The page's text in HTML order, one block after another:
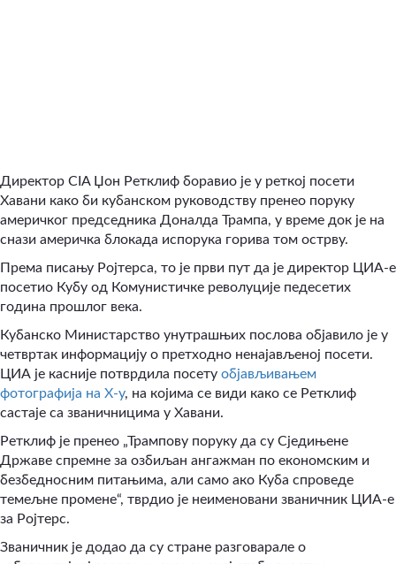
Директор CIA Џон Ретклиф боравио је у реткој посети
Хавани како би кубанском руководству пренео поруку
америчког председника Доналда Трампа, у време док је на
снази америчка блокада испорука горива том острву.
Према писању Ројтерса, то је први пут да је директор ЦИА-е
посетио Кубу од Комунистичке револуције педесетих
година прошлог века.
Кубанско Министарство унутрашњих послова објавило је у
четвртак информацију о претходно ненајављеној посети.
ЦИА је касније потврдила посету објављивањем
фотографија на X-у, на којима се види како се Ретклиф
састаје са званичницима у Хавани.
Ретклиф је пренео „Трампову поруку да су Сједињене
Државе спремне за озбиљан ангажман по економским и
безбедносним питањима, али само ако Куба спроведе
темељне промене“, тврдио је неименовани званичник ЦИА-е
за Ројтерс.
Званичник је додао да су стране разговарале о